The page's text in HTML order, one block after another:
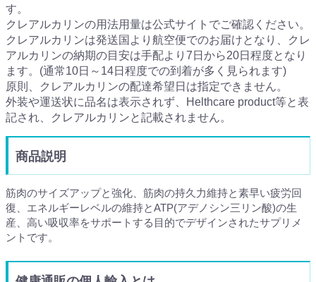
す。
クレアルカリンの用法用量は公式サイトでご確認ください。
クレアルカリンは発送国より航空便でのお届けとなり、クレ
アルカリンの納期の目安は手配より7日から20日程度となり
ます。(通常10日～14日程度での到着が多く見られます)
原則、クレアルカリンの配達希望日は指定できません。
外装や運送状に品名は表示されず、Helthcare product等と表
記され、クレアルカリンと記載されません。
商品説明
筋肉のサイズアップと強化、筋肉の持久力維持と素早い疲労回
復、エネルギーレベルの維持とATP(アデノシン三リン酸)の生
産、高い吸収率をサポートする目的でデザインされたサプリメ
ントです。